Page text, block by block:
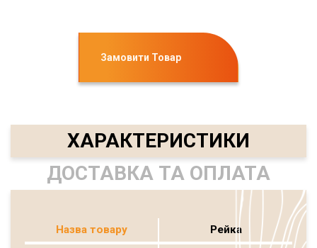
Замовити Товар
ХАРАКТЕРИСТИКИ
ДОСТАВКА ТА ОПЛАТА
Назва товару Рейка